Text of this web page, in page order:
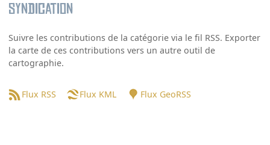
Syndication
Suivre les contributions de la catégorie via le fil RSS. Exporter
la carte de ces contributions vers un autre outil de
cartographie.
Flux RSS Flux KML Flux GeoRSS